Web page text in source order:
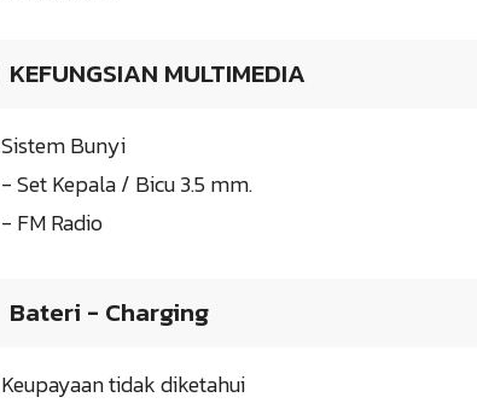
KEFUNGSIAN MULTIMEDIA
Sistem Bunyi
- Set Kepala / Bicu 3.5 mm.
- FM Radio
Bateri - Charging
Keupayaan tidak diketahui